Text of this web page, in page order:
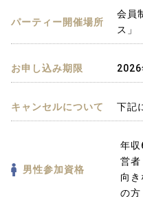
パーティー開催場所
会員
ス」
お申し込み期限
キャンセルについて 下記
男性参加資格
年
営
向
の方